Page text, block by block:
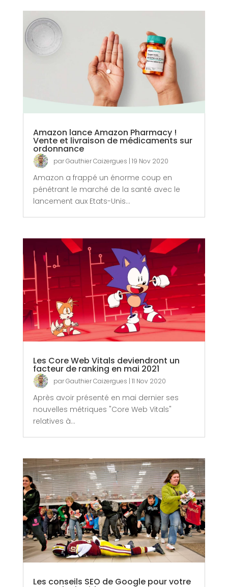
Amazon lance Amazon Pharmacy !
Vente et livraison de médicaments sur
ordonnance
parGauthier Caizergues | 19 Nov 2020
Amazon a frappé un énorme coup en
pénétrant le marché de la santé avec le
lancement aux Etats-Unis...
Les Core Web Vitals deviendront un
facteur de ranking en mai 2021
parGauthier Caizergues | 11 Nov 2020
Après avoir présenté en mai dernier ses
nouvelles métriques "Core Web Vitals"
relatives à...
Les conseils SEO de Google pour votre